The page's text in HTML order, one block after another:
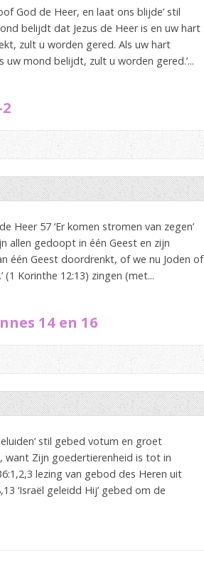
God de Heer, en laat ons blijde’ stil
belijdt dat Jezus de Heer is en uw hart
zult u worden gered. Als uw hart
mond belijdt, zult u worden gered.’...
Heer 57 ‘Er komen stromen van zegen’
allen gedoopt in één Geest en zijn
één Geest doordrenkt, of we nu Joden of
(1 Korinthe 12:13) zingen (met...
14 en 16
stil gebed votum en groet
want Zijn goedertierenheid is tot in
lezing van gebod des Heren uit
‘Israël geleidd Hij’ gebed om de